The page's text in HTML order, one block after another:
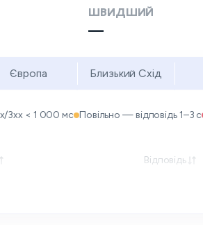
ШВИДШИЙ
—
Європа Близький Схід
3xx < 1 000 мс Повільно — відповідь 1–3 с
Відповідь